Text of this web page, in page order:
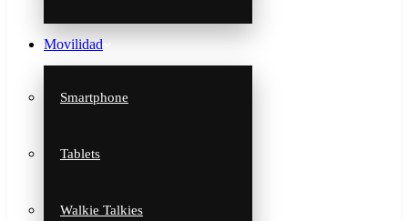
Movilidad
Smartphone
Tablets
Walkie Talkies